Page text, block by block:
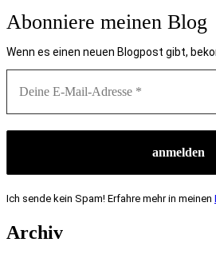
Abonniere meinen Blog
Wenn es einen neuen Blogpost gibt,
Ich sende kein Spam! Erfahre mehr in meinen
Archiv